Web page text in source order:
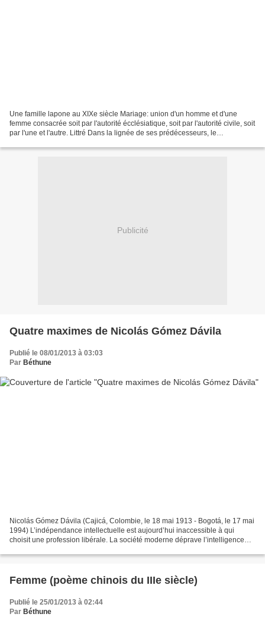
Une famille lapone au XIXe siècle Mariage: union d'un homme et d'une
femme consacrée soit par l'autorité écclésiatique, soit par l'autorité civile, soit
par l'une et l'autre. Littré Dans la lignée de ses prédécesseurs, le
Publicité
Quatre maximes de Nicolás Gómez Dávila
Publié le 08/01/2013 à 03:03
Par Béthune
Nicolás Gómez Dávila (Cajicá, Colombie, le 18 mai 1913 - Bogotá, le 17 mai
1994) L’indépendance intellectuelle est aujourd’hui inaccessible à qui
choisit une profession libérale. La société moderne déprave l’intelligence
Femme (poème chinois du IIIe siècle)
Publié le 25/01/2013 à 02:44
Par Béthune